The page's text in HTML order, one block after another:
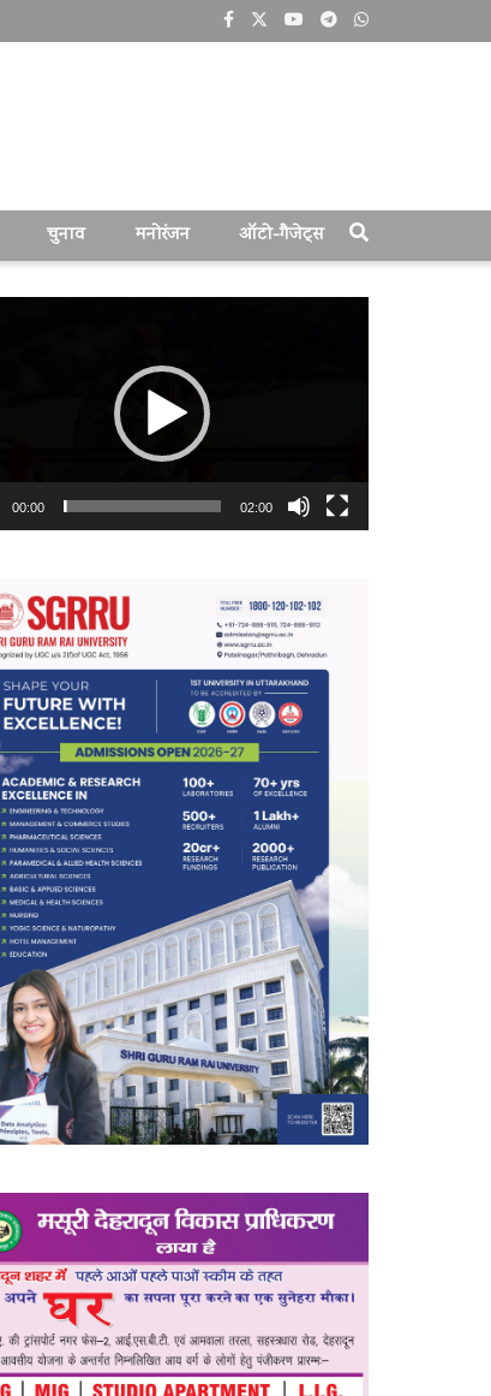
चुनाव मनोरंजन ऑटो-गैजेट्स
00:00 02:00